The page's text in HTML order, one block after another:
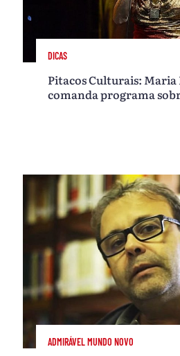
DICAS
Pitacos Culturais:
comanda programa
ADMIRÁVEL MUNDO NOVO